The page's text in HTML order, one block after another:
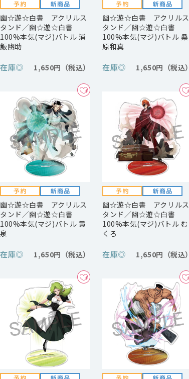
幽☆遊☆白書 アクリルス
タンド／幽☆遊☆白書
100%本気(マジ)バトル 浦
飯幽助
在庫◎ 1,650円
幽☆遊☆白書 アクリルス
タンド／幽☆遊☆白書
100%本気(マジ)バトル 桑
原和真
在庫◎ 1,650円
幽☆遊☆白書 アクリルス
タンド／幽☆遊☆白書
100%本気(マジ)バトル 黄
泉
在庫◎ 1,650円
幽☆遊☆白書 アクリルス
タンド／幽☆遊☆白書
100%本気(マジ)バトル む
くろ
在庫◎ 1,650円